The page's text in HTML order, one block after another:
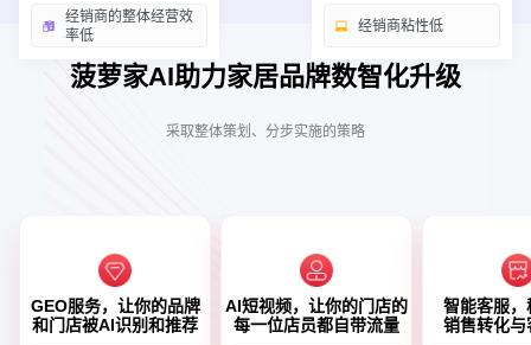
经销商的整体经营效
率低
经销商粘性低
菠萝家AI助力家居品牌数智化升级
采取整体策划、分步实施的策略
GEO服务，让你的品牌
和门店被AI识别和推荐
AI短视频，让你的门店的
每一位店员都自带流量
智能客服，
销售转化与